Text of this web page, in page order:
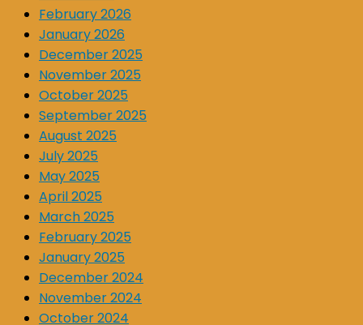
February 2026
January 2026
December 2025
November 2025
October 2025
September 2025
August 2025
July 2025
May 2025
April 2025
March 2025
February 2025
January 2025
December 2024
November 2024
October 2024